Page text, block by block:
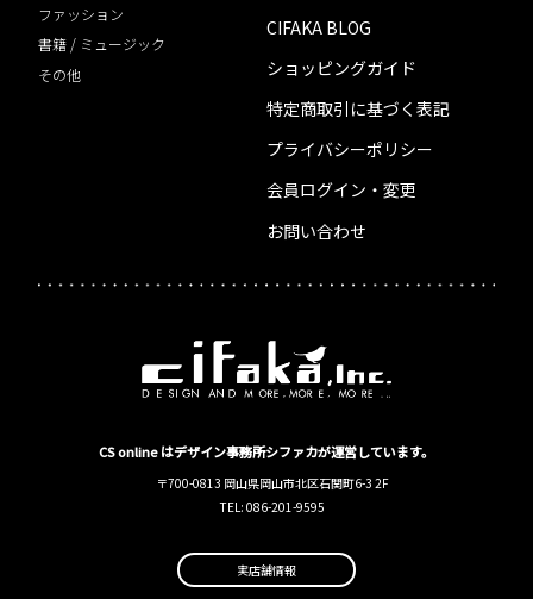
ファッション
書籍 / ミュージック
その他
CIFAKA BLOG
ショッピングガイド
特定商取引に基づく表記
プライバシーポリシー
会員ログイン・変更
お問い合わせ
CS online はデザイン事務所シファカが運営しています。
〒700-0813 岡山県岡山市北区石関町6-3 2F
TEL: 086-201-9595
実店舗情報